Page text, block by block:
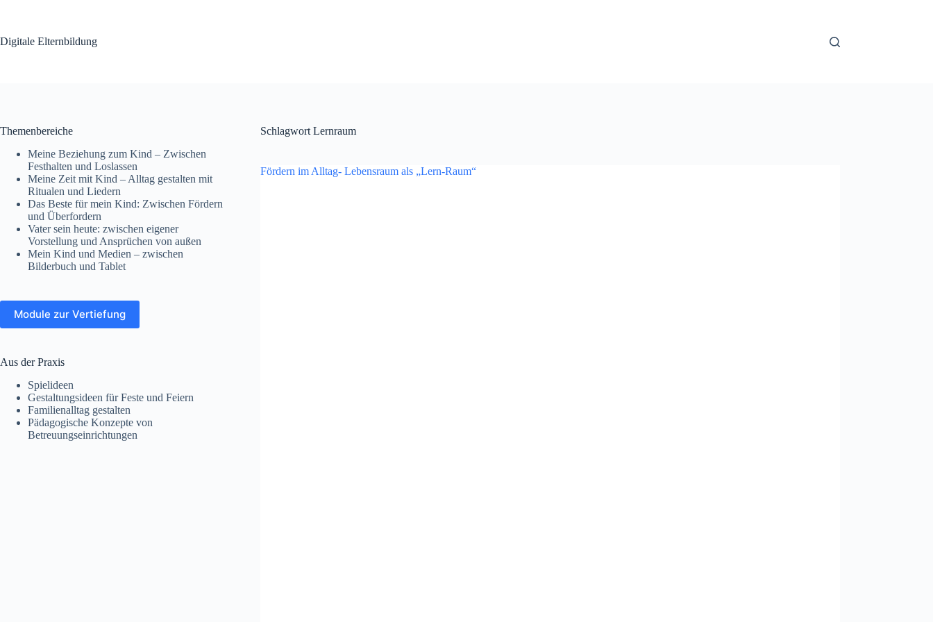
Digitale Elternbildung
SchlagwortLernraum
Fördern im Alltag- Lebensraum als „Lern-Raum“
Themenbereiche
Meine Beziehung zum Kind – Zwischen
Festhalten und Loslassen
Meine Zeit mit Kind – Alltag gestalten mit
Ritualen und Liedern
Das Beste für mein Kind: Zwischen Fördern
und Überfordern
Vater sein heute: zwischen eigener
Vorstellung und Ansprüchen von außen
Mein Kind und Medien – zwischen
Bilderbuch und Tablet
Module zur Vertiefung
Aus der Praxis
Spielideen
Gestaltungsideen für Feste und Feiern
Familienalltag gestalten
Pädagogische Konzepte von
Betreuungseinrichtungen